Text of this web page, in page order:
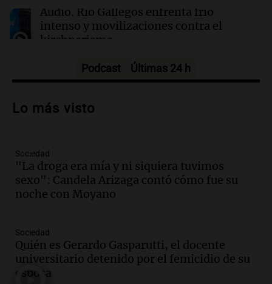
Audio. Río Gallegos enfrenta frío
intenso y movilizaciones contra el
kirchnerismo
Audio.Debate en el Senado sobre
la soberanía digital en Argentina
Audio.
de semana helado y ciudadanos
marchan contra reforma de tierras
Panorama Federal
Audio.
El "Mono" de Kapanga
adelantó su show en Rosario.
Viva la Radio Rosario
Episodios
Podcast Últimas 24 h
Lo más visto
Sociedad
"La droga era mía y ni siquiera tuvimos
sexo": Candela Arizaga contó cómo fue su
noche con Moyano
Sociedad
Quién es Gerardo Gasparutti, el docente
universitario detenido por el femicidio de su
esposa